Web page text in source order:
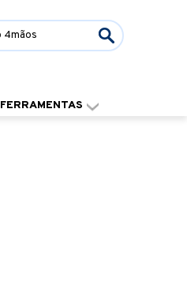
FERRAMENTAS